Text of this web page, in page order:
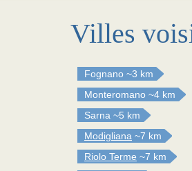
Villes
Fognano ~3 km
Monteromano ~4 km
Sarna ~5 km
Modigliana ~7 km
Riolo Terme ~7 km